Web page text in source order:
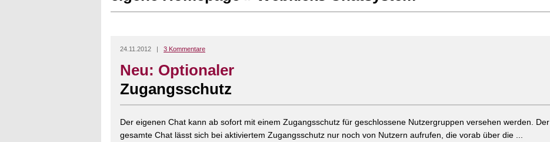
24.11.2012 | 3 Kommentare
Neu: Optionaler
Zugangsschutz
Der eigenen Chat kann ab sofort mit einem Zugangsschutz für geschlossene Nutzergruppen versehen werden. Der
gesamte Chat lässt sich bei aktiviertem Zugangsschutz nur noch von Nutzern aufrufen, die vorab über die ...